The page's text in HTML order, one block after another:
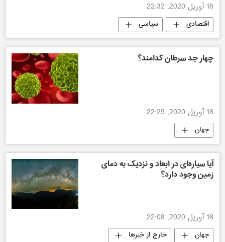
18 آوریل 2020, 22:32
اقتصادی سیاسی
چهار جد سرطان کدامند؟
18 آوریل 2020, 22:25
جهان
آیا سیاره‌ای در ابعاد و نزدیک به دمای
زمین وجود دارد؟
18 آوریل 2020, 22:08
جهان خارج از خبرها